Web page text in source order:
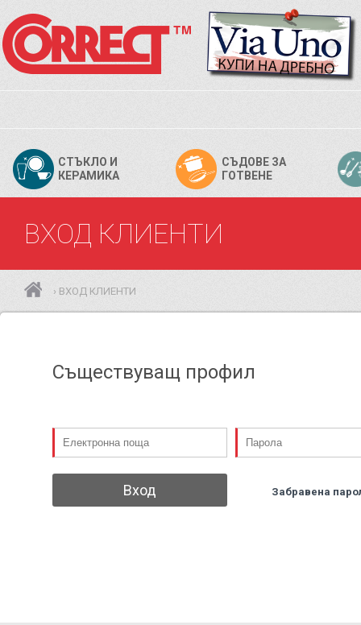
СТЪКЛО И
КЕРАМИКА
СЪДОВЕ ЗА
ГОТВЕНЕ
ВХОД КЛИЕНТИ
› ВХОД КЛИЕНТИ
Съществуващ профил
Вход Забравена